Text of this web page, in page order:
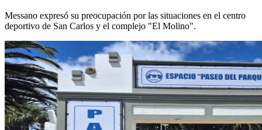
Messano expresó su preocupación por las situaciones en el centro
deportivo de San Carlos y el complejo "El Molino".